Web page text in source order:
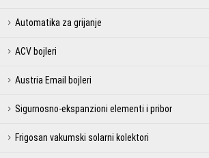
Automatika za grijanje
ACV bojleri
Austria Email bojleri
Sigurnosno-ekspanzioni elementi i pribor
Frigosan vakumski solarni kolektori